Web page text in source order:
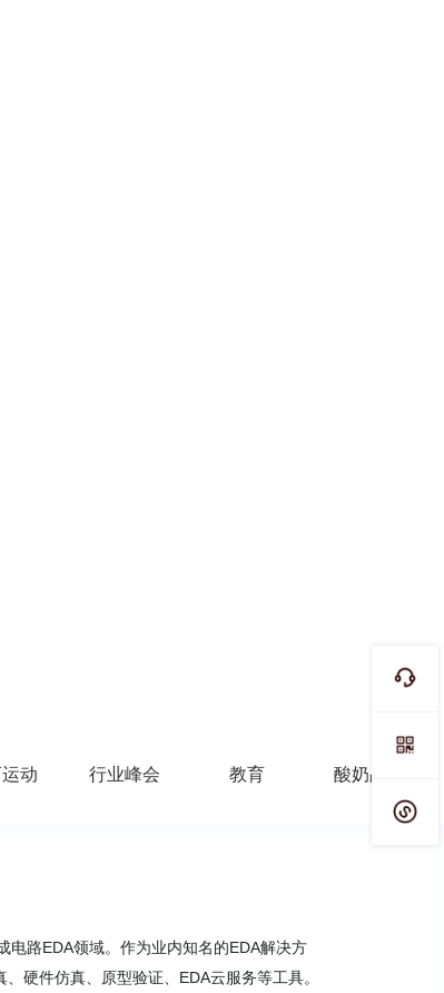
动 行业峰会 教育 酸奶品牌
电路EDA领域。作为业内知名的EDA解决方
硬件仿真、原型验证、EDA云服务等工具。